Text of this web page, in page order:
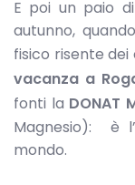
E poi un paio
autunno,
fisico risente
vacanza a
fonti la DONAT
Magnesio): è
mondo.